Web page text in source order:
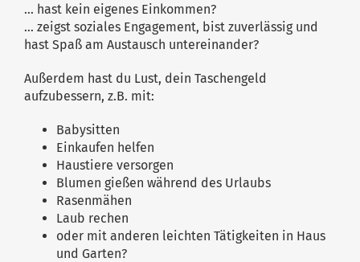
… hast kein eigenes Einkommen?
… zeigst soziales Engagement, bist zuverlässig und
hast Spaß am Austausch untereinander?
Außerdem hast du Lust, dein Taschengeld
aufzubessern, z.B. mit:
Babysitten
Einkaufen helfen
Haustiere versorgen
Blumen gießen während des Urlaubs
Rasenmähen
Laub rechen
oder mit anderen leichten Tätigkeiten in Haus
und Garten?